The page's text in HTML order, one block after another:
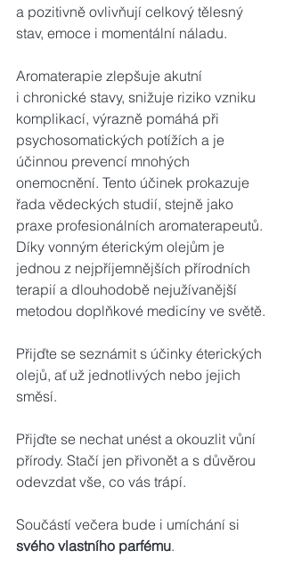
a pozitivně ovlivňují celkový tělesný
stav, emoce i momentální náladu.
Aromaterapie zlepšuje akutní
i chronické stavy, snižuje riziko vzniku
komplikací, výrazně pomáhá při
psychosomatických potížích a je
účinnou prevencí mnohých
onemocnění. Tento účinek prokazuje
řada vědeckých studií, stejně jako
praxe profesionálních aromaterapeutů.
Díky vonným éterickým olejům je
jednou z nejpříjemnějších přírodních
terapií a dlouhodobě nejužívanější
metodou doplňkové medicíny ve světě.
Přijďte se seznámit s účinky éterických
olejů, ať už jednotlivých nebo jejich
směsí.
Přijďte se nechat unést a okouzlit vůní
přírody. Stačí jen přivonět a s důvěrou
odevzdat vše, co vás trápí.
Součástí večera bude i umíchání si
svého vlastního parfému.